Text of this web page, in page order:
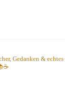
Gedanken & echtes